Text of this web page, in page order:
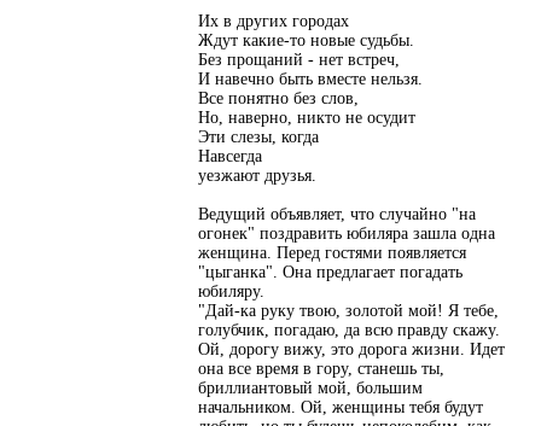
Их в других городах
Ждут какие-то новые судьбы.
Без прощаний - нет встреч,
И навечно быть вместе нельзя.
Все понятно без слов,
Но, наверно, никто не осудит
Эти слезы, когда
Навсегда
уезжают друзья.
Ведущий объявляет, что случайно "на
огонек" поздравить юбиляра зашла одна
женщина. Перед гостями появляется
"цыганка". Она предлагает погадать
юбиляру.
"Дай-ка руку твою, золотой мой! Я тебе,
голубчик, погадаю, да всю правду скажу.
Ой, дорогу вижу, это дорога жизни. Идет
она все время в гору, станешь ты,
бриллиантовый мой, большим
начальником. Ой, женщины тебя будут